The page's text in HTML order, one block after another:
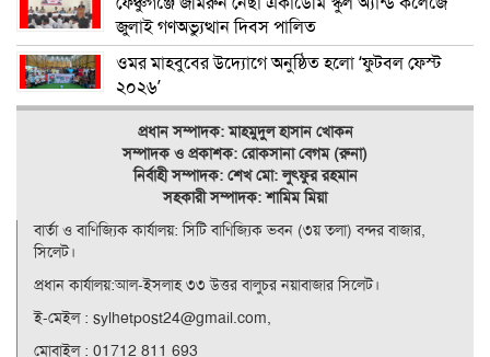
জুলাই গণঅভ্যুত্থান দিবস পালিত
ওমর মাহবুবের উদ্যোগে অনুষ্ঠিত হলো ‘ফুটবল ফেস্ট
২০২৬’
প্রধান সম্পাদক: মাহমুদুল হাসান খোকন
সম্পাদক ও প্রকাশক: রোকসানা বেগম (রুনা)
নির্বাহী সম্পাদক: শেখ মো: লুৎফুর রহমান
সহকারী সম্পাদক: শামিম মিয়া
বার্তা ও বাণিজ্যিক কার্যালয়: সিটি বাণিজ‍্যিক ভবন (৩য় তলা) বন্দর বাজার,
সিলেট।
প্রধান কার্যালয়:আল-ইসলাহ ৩৩ উত্তর বালুচর নয়াবাজার সিলেট।
ই-মেইল : sylhetpost24@gmail.com,
মোবাইল : 01712 811 693